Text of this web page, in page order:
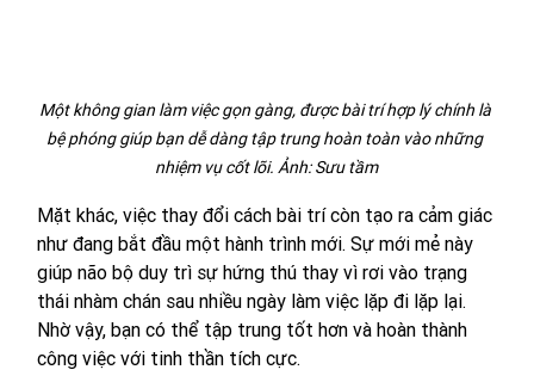
Một không gian làm việc gọn gàng, được bài trí hợp lý chính là
bệ phóng giúp bạn dễ dàng tập trung hoàn toàn vào những
nhiệm vụ cốt lõi. Ảnh: Sưu tầm
Mặt khác, việc thay đổi cách bài trí còn tạo ra cảm giác
như đang bắt đầu một hành trình mới. Sự mới mẻ này
giúp não bộ duy trì sự hứng thú thay vì rơi vào trạng
thái nhàm chán sau nhiều ngày làm việc lặp đi lặp lại.
Nhờ vậy, bạn có thể tập trung tốt hơn và hoàn thành
công việc với tinh thần tích cực.